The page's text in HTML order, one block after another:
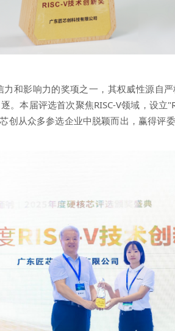
和影响力的奖项之一，其权威性源自
。本届评选首次聚焦RISC-V领域，设立
创从众多参选企业中脱颖而出，赢得评